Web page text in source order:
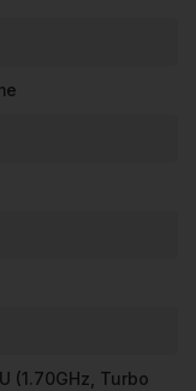
(1.70GHz, Turbo